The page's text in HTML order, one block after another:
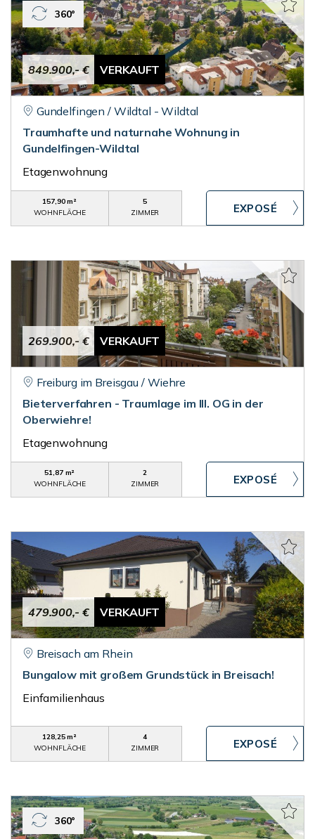
849.900,- € VERKAUFT
360°
Gundelfingen / Wildtal - Wildtal
Traumhafte und naturnahe Wohnung in
Gundelfingen-Wildtal
Etagenwohnung
157,90 m²
WOHNFLÄCHE
5
ZIMMER
269.900,- € VERKAUFT
Freiburg im Breisgau / Wiehre
Bieterverfahren - Traumlage im III. OG in der
Oberwiehre!
Etagenwohnung
51,87 m²
WOHNFLÄCHE
2
ZIMMER
479.900,- € VERKAUFT
Breisach am Rhein
Bungalow mit großem Grundstück in Breisach!
Einfamilienhaus
128,25 m²
WOHNFLÄCHE
4
ZIMMER
360°